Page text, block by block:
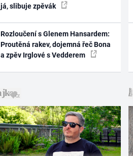
já, slibuje zpěvák
Rozloučení s Glenem Hansardem:
Proutěná rakev, dojemná řeč Bona
a zpěv Irglové s Vedderem